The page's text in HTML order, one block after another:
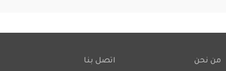
Footer
من نحن اتصل بنا